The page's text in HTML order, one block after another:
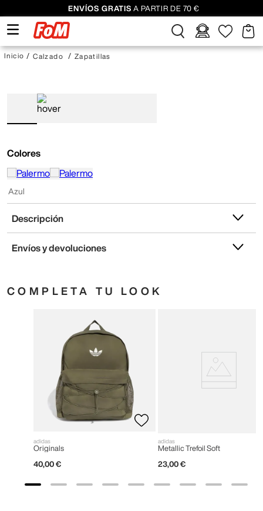
ENVÍOS GRATIS A PARTIR DE 70 €
Calzado Zapatillas
Colores
Azul
Descripción
Envíos y devoluciones
COMPLETA TU LOOK
adidas
Originals
40,00 €
adidas
Metallic Trefoil Soft
23,00 €